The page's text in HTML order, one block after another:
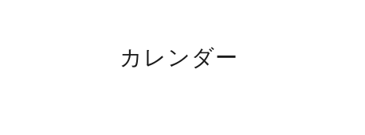
カレンダー